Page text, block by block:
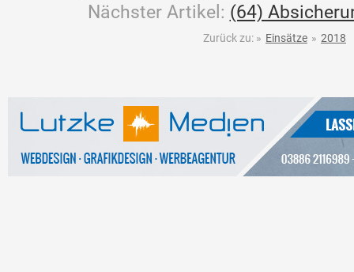
Nächster Artikel: (64)
Zurück zu: » Einsätze » 2018